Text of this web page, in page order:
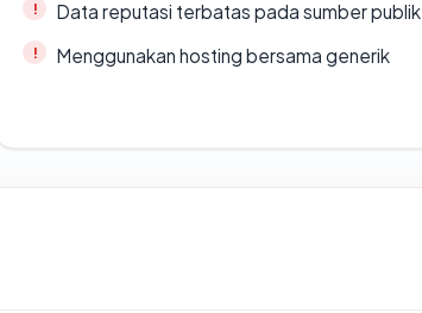
Data reputasi terbatas pada sumber publik
Menggunakan hosting bersama generik